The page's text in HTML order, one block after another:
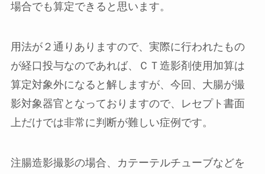
場合でも算定できると思います。
用法が２通りありますので、実際に行われたもの
が経口投与なのであれば、ＣＴ造影剤使用加算は
算定対象外になると解しますが、今回、大腸が撮
影対象器官となっておりますので、レセプト書面
上だけでは非常に判断が難しい症例です。
注腸造影撮影の場合、カテーテルチューブなどを